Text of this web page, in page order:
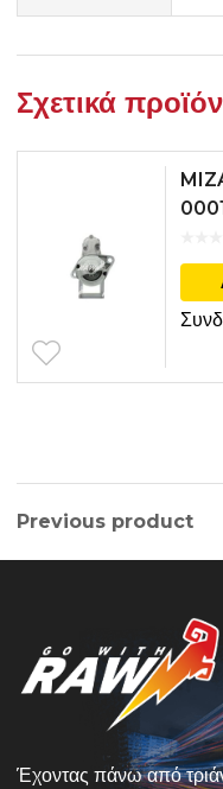
Σχετικά
Previous product
Έχοντας πάνω από